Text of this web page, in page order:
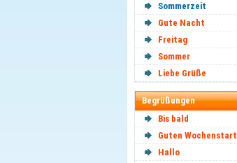
Sommerzeit
Gute Nacht
Freitag
Sommer
Liebe Grüße
Begrüßungen
Bis bald
Guten Wochenstart
Hallo